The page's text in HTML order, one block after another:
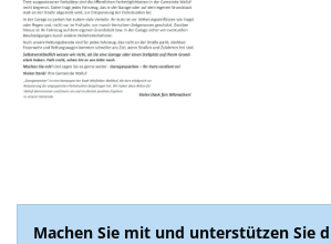
Machen Sie mit und unterstützen Sie